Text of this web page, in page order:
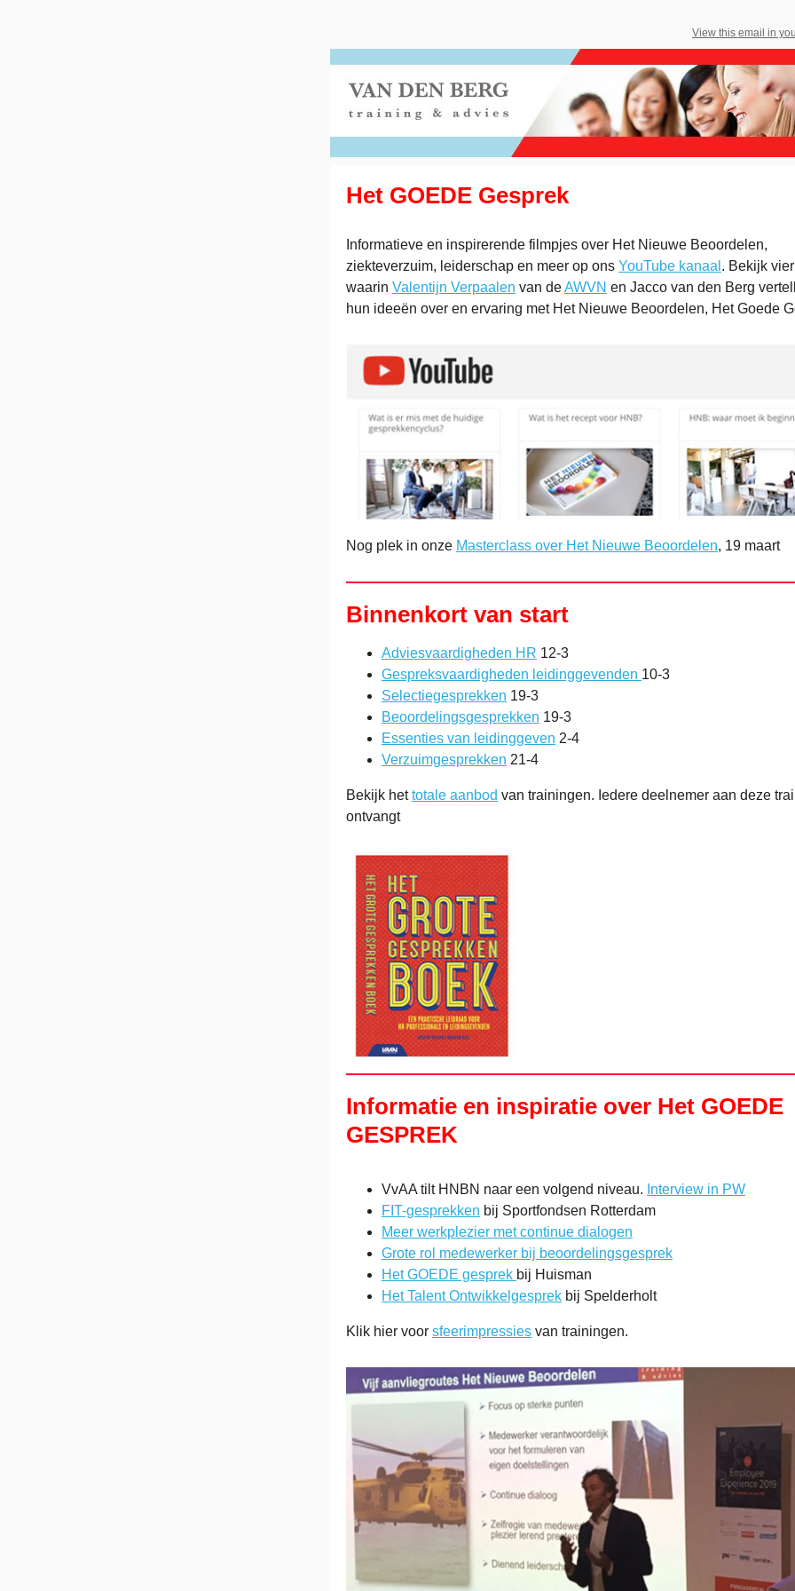
View this email in
Het GOEDE Gesprek
Informatieve en inspirerende filmpjes over Het Nieuwe Beoordelen,
ziekteverzuim, leiderschap en meer op ons YouTube kanaal . Bekijk
waarin Valentijn Verpaalen van deAWVN en Jacco van den Berg
hun ideeën over en ervaring met Het Nieuwe Beoordelen, Het Goede
Nog plek in onze Masterclass over Het Nieuwe Beoordelen, 19 maart
Binnenkort van start
Adviesvaardigheden HR 12-3
Gespreksvaardigheden leidinggevenden 10-3
Selectiegesprekken 19-3
Beoordelingsgesprekken 19-3
Essenties van leidinggeven 2-4
Verzuimgesprekken 21-4
Bekijk hettotale aanbod van trainingen. Iedere deelnemer aan deze
ontvangt
Informatie en inspiratie over Het GOEDE
GESPREK
VvAA tilt HNBN naar een volgend niveau. Interview in PW
FIT-gesprekken bij Sportfondsen Rotterdam
Meer werkplezier met continue dialogen
Grote rol medewerker bij beoordelingsgesprek
Het GOEDE gesprek bij Huisman
Het Talent Ontwikkelgesprek bij Spelderholt
Klik hier voor sfeerimpressies van trainingen.